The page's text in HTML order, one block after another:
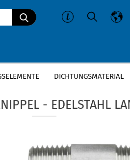
DICHTUNGSMATERIAL
Edelstahl Gewindefittings » Edelstahl
- EDELSTAHL